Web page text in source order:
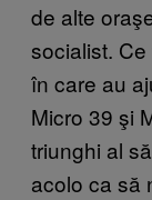
de alte
socialist.
în care au
Micro 39 şi
triunghi al
acolo ca să